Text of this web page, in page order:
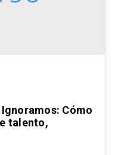
Cómo
talento,